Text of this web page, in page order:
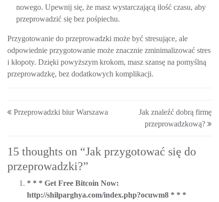
nowego. Upewnij się, że masz wystarczającą ilość czasu, aby
przeprowadzić się bez pośpiechu.
Przygotowanie do przeprowadzki może być stresujące, ale
odpowiednie przygotowanie może znacznie zminimalizować stres
i kłopoty. Dzięki powyższym krokom, masz szansę na pomyślną
przeprowadzkę, bez dodatkowych komplikacji.
Post navigation
Przeprowadzki biur Warszawa
Jak znaleźć dobrą firmę
przeprowadzkową?
15 thoughts on “Jak przygotować się do
przeprowadzki?”
* * * Get Free Bitcoin Now:
http://shilparghya.com/index.php?ocuwm8 * * *